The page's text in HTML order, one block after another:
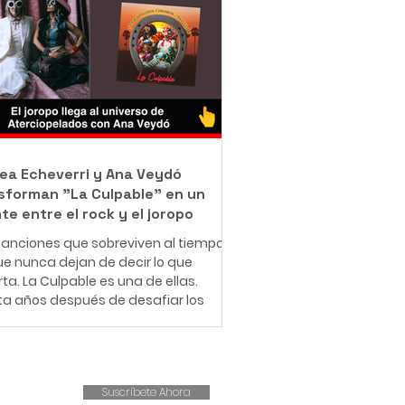
como barrendero en las calles de
con una misión que resume en
"Bendecido para bendecir".
muy pequeño, Leonardo entendió
significa enfrentar dificultades
Creció en una familia de
r
Echeverri y Ana Veydó
"La Culpable" en un
entre el rock y el joropo
que sobreviven al tiempo
nunca dejan de decir lo que
La Culpable es una de ellas.
años después de desafiar los
por la voz indómita de Ana
Suscríbete Ahora